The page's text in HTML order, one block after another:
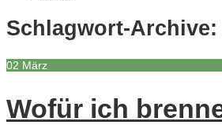
Schlagwort-Archive:
02 März
Wofür ich